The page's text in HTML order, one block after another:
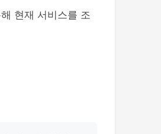
현재 서비스를 조